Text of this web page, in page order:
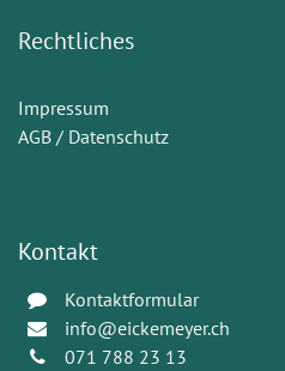
Rechtliches
Impressum
AGB / Datenschutz
Kontakt
Kontaktformular
info@eickemeyer.ch
071 788 23 13